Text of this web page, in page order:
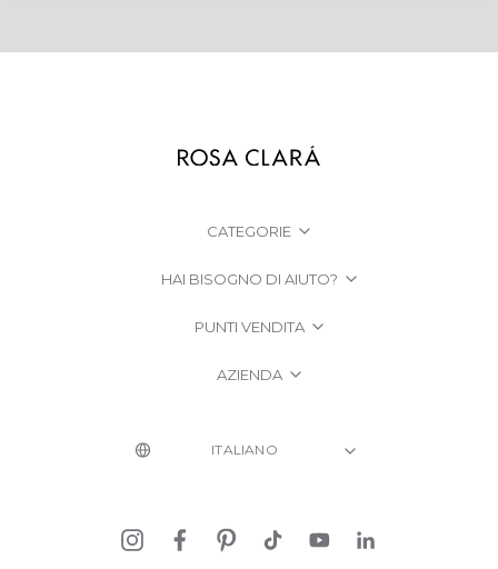
CATEGORIE
HAI BISOGNO DI AIUTO?
PUNTI VENDITA
AZIENDA